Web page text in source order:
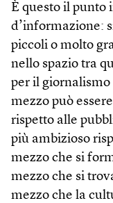
È questo il punto
d’informazione:
piccoli o molto
nello spazio tra
per il giornalismo
mezzo può
rispetto alle
più ambizioso
mezzo che si
mezzo che si
mezzo che la